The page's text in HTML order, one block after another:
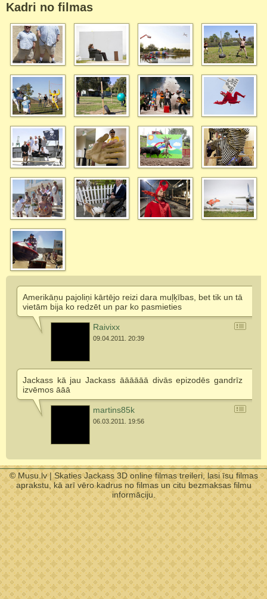
Kadri no filmas
Amerikāņu pajoliņi kārtējo reizi dara muļķības, bet tik un tā
vietām bija ko redzēt un par ko pasmieties
Raivixx
09.04.2011. 20:39
Jackass kā jau Jackass āāāāāā divās epizodēs gandrīz
izvēmos āāā
martins85k
06.03.2011. 19:56
© Musu.lv | Skaties Jackass 3D online filmas treileri, lasi īsu filmas
aprakstu, kā arī vēro kadrus no filmas un citu bezmaksas filmu
informāciju.